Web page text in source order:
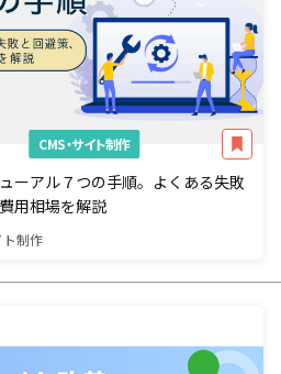
CMS・サイト制作
ーアル７つの手順。よくある失敗
用相場を解説
ト制作